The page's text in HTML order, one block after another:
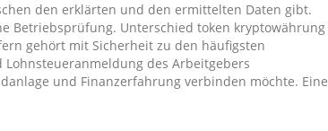
den erklärten und den ermittelten Daten gibt.
Betriebsprüfung. Unterschied token kryptowährung
gehört mit Sicherheit zu den häufigsten
des Arbeitgebers
und Finanzerfahrung verbinden möchte. Eine